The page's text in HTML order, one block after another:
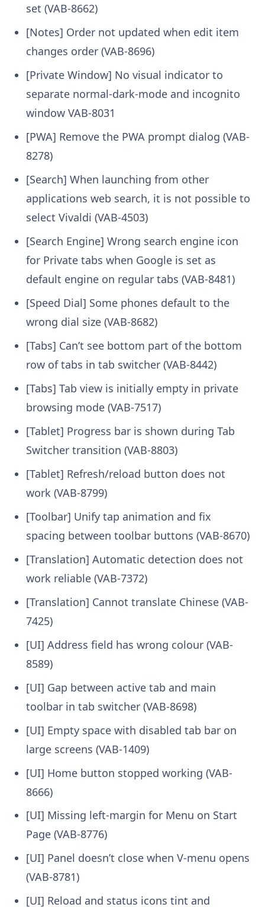
set (VAB-8662)
[Notes] Order not updated when edit item
changes order (VAB-8696)
[Private Window] No visual indicator to
separate normal-dark-mode and incognito
window VAB-8031
[PWA] Remove the PWA prompt dialog (VAB-
8278)
[Search] When launching from other
applications web search, it is not possible to
select Vivaldi (VAB-4503)
[Search Engine] Wrong search engine icon
for Private tabs when Google is set as
default engine on regular tabs (VAB-8481)
[Speed Dial] Some phones default to the
wrong dial size (VAB-8682)
[Tabs] Can’t see bottom part of the bottom
row of tabs in tab switcher (VAB-8442)
[Tabs] Tab view is initially empty in private
browsing mode (VAB-7517)
[Tablet] Progress bar is shown during Tab
Switcher transition (VAB-8803)
[Tablet] Refresh/reload button does not
work (VAB-8799)
[Toolbar] Unify tap animation and fix
spacing between toolbar buttons (VAB-8670)
[Translation] Automatic detection does not
work reliable (VAB-7372)
[Translation] Cannot translate Chinese (VAB-
7425)
[UI] Address field has wrong colour (VAB-
8589)
[UI] Gap between active tab and main
toolbar in tab switcher (VAB-8698)
[UI] Empty space with disabled tab bar on
large screens (VAB-1409)
[UI] Home button stopped working (VAB-
8666)
[UI] Missing left-margin for Menu on Start
Page (VAB-8776)
[UI] Panel doesn’t close when V-menu opens
(VAB-8781)
[UI] Reload and status icons tint and